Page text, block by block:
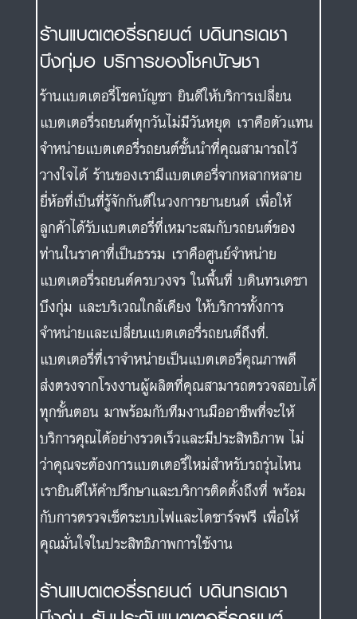
ร้านแบตเตอรี่รถยนต์ บดินทรเดชา
บึงกุ่มอ บริการของโชคบัญชา
ร้านแบตเตอรี่โชคบัญชา ยินดีให้บริการเปลี่ยน
แบตเตอรี่รถยนต์ทุกวันไม่มีวันหยุด เราคือตัวแทน
จำหน่ายแบตเตอรี่รถยนต์ชั้นนำที่คุณสามารถไว้
วางใจได้ ร้านของเรามีแบตเตอรี่จากหลากหลาย
ยี่ห้อที่เป็นที่รู้จักกันดีในวงการยานยนต์ เพื่อให้
ลูกค้าได้รับแบตเตอรี่ที่เหมาะสมกับรถยนต์ของ
ท่านในราคาที่เป็นธรรม เราคือศูนย์จำหน่าย
แบตเตอรี่รถยนต์ครบวงจร ในพื้นที่ บดินทรเดชา
บึงกุ่ม และบริเวณใกล้เคียง ให้บริการทั้งการ
จำหน่ายและเปลี่ยนแบตเตอรี่รถยนต์ถึงที่.
แบตเตอรี่ที่เราจำหน่ายเป็นแบตเตอรี่คุณภาพดี
ส่งตรงจากโรงงานผู้ผลิตที่คุณสามารถตรวจสอบได้
ทุกขั้นตอน มาพร้อมกับทีมงานมืออาชีพที่จะให้
บริการคุณได้อย่างรวดเร็วและมีประสิทธิภาพ ไม่
ว่าคุณจะต้องการแบตเตอรี่ใหม่สำหรับรถรุ่นไหน
เรายินดีให้คำปรึกษาและบริการติดตั้งถึงที่ พร้อม
กับการตรวจเช็คระบบไฟและไดชาร์จฟรี เพื่อให้
คุณมั่นใจในประสิทธิภาพการใช้งาน
ร้านแบตเตอรี่รถยนต์ บดินทรเดชา